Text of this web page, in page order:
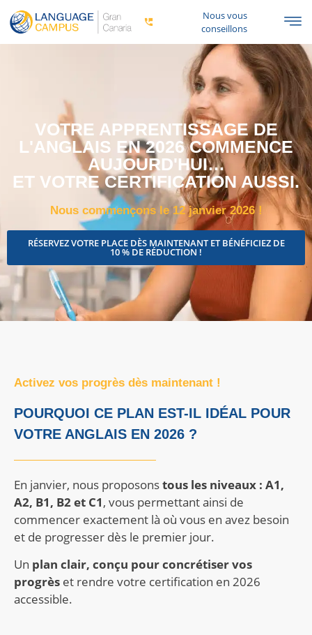
Nous vous
conseillons
VOTRE APPRENTISSAGE DE
L'ANGLAIS EN 2026 COMMENCE
AUJOURD'HUI…
ET VOTRE CERTIFICATION AUSSI.
Nous commençons le 12 janvier 2026 !
RÉSERVEZ VOTRE PLACE DÈS MAINTENANT ET BÉNÉFICIEZ DE
10 % DE RÉDUCTION !
Activez vos progrès dès maintenant !
POURQUOI CE PLAN EST-IL IDÉAL POUR
VOTRE ANGLAIS EN 2026 ?
En janvier, nous proposonstous les niveaux : A1,
A2, B1, B2 et C1, vous permettant ainsi de
commencer exactement là où vous en avez besoin
et de progresser dès le premier jour.
Un plan clair, conçu pour concrétiser vos
progrès et rendre votre certification en 2026
accessible.